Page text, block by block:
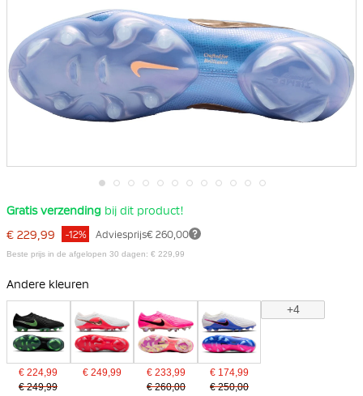
naar
begin
van
gallerij
Gratis verzending bij dit product!
€ 229,99
Adviesprijs€ 260,00
-12%
Beste prijs in de afgelopen 30 dagen: € 229,99
Andere kleuren
€ 224,99
€ 249,99
€ 249,99
€ 233,99
€ 260,00
€ 174,99
€ 250,00
+4